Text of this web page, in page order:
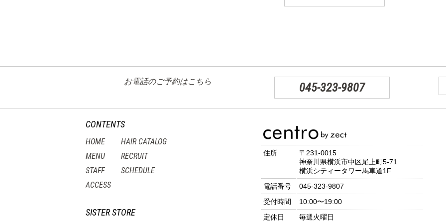
お電話のご予約はこちら 045-323-9807
CONTENTS
HOME
MENU
STAFF
ACCESS
HAIR CATALOG
RECRUIT
SCHEDULE
SISTER STORE
住所
〒231-0015
神奈川県横浜市中区尾上町5-71
横浜シティータワー馬車道1F
電話番号
045-323-9807
受付時間
10:00〜19:00
定休日
毎週火曜日